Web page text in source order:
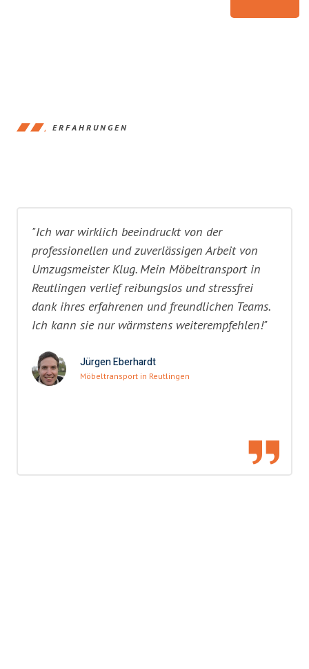
ERFAHRUNGEN
"Ich war wirklich beeindruckt von der
professionellen und zuverlässigen Arbeit von
Umzugsmeister Klug. Mein Möbeltransport in
Reutlingen verlief reibungslos und stressfrei
dank ihres erfahrenen und freundlichen Teams.
Ich kann sie nur wärmstens weiterempfehlen!"
Jürgen Eberhardt
Möbeltransport in Reutlingen